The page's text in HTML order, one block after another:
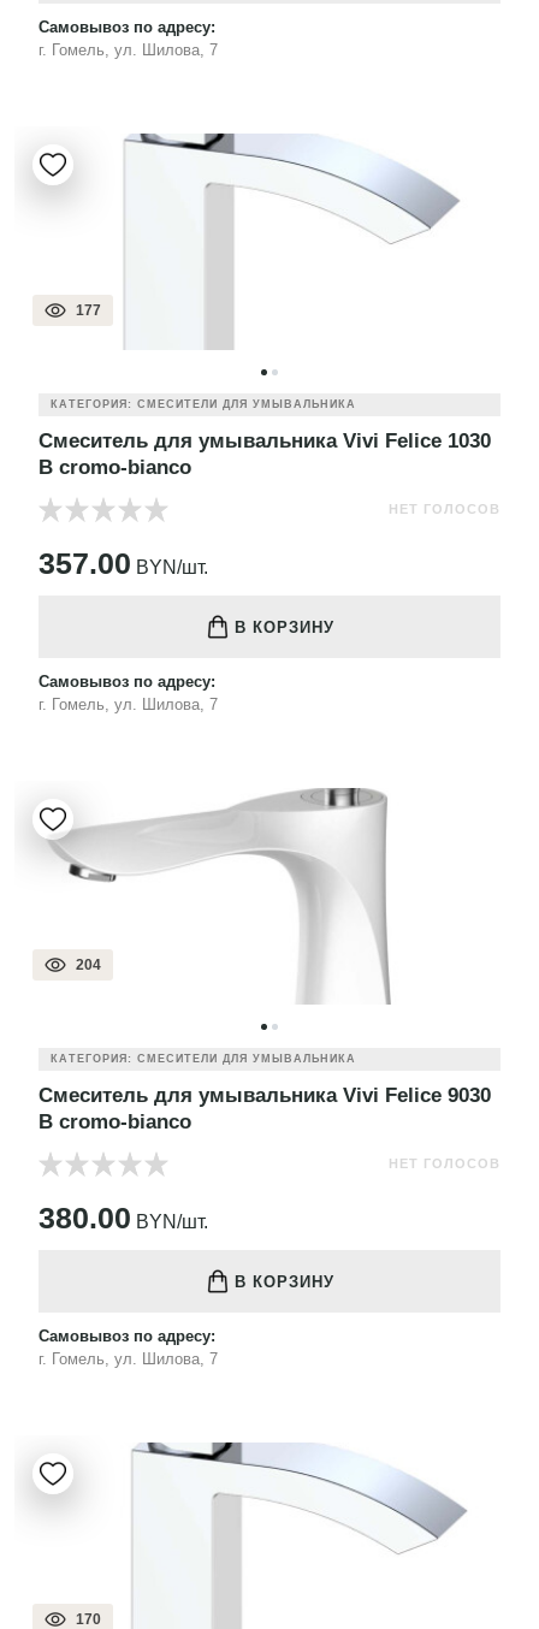
Самовывоз по адресу:
г. Гомель, ул. Шилова, 7
177
КАТЕГОРИЯ: СМЕСИТЕЛИ ДЛЯ УМЫВАЛЬНИКА
Смеситель для умывальника Vivi Felice 1030
B cromo-bianco
НЕТ ГОЛОСОВ
357.00 BYN/шт.
В КОРЗИНУ
Самовывоз по адресу:
г. Гомель, ул. Шилова, 7
204
КАТЕГОРИЯ: СМЕСИТЕЛИ ДЛЯ УМЫВАЛЬНИКА
Смеситель для умывальника Vivi Felice 9030
B cromo-bianco
НЕТ ГОЛОСОВ
380.00 BYN/шт.
В КОРЗИНУ
Самовывоз по адресу:
г. Гомель, ул. Шилова, 7
170